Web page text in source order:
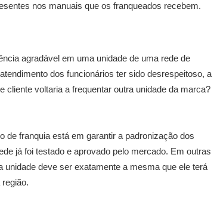
nos manuais que os franqueados recebem.
agradável em uma unidade de uma rede de
dos funcionários ter sido desrespeitoso, a
voltaria a frequentar outra unidade da marca?
de franquia está em garantir a padronização dos
já foi testado e aprovado pelo mercado. Em outras
deve ser exatamente a mesma que ele terá